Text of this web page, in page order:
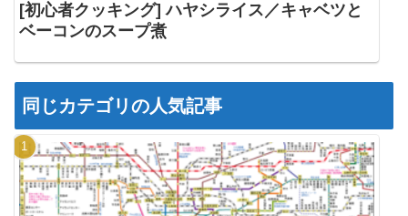
[初心者クッキング] ハヤシライス／キャベツと
ベーコンのスープ煮
同じカテゴリの人気記事